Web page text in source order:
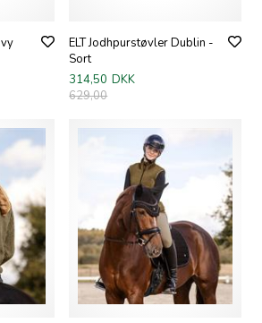
ELT Jodhpurstøvler Dublin -
Sort
314,50 DKK
629,00